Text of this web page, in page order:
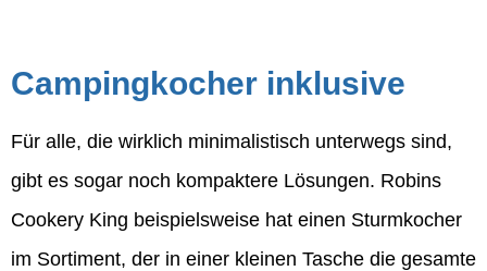
Campingkocher inklusive
Für alle, die wirklich minimalistisch unterwegs sind,
gibt es sogar noch kompaktere Lösungen. Robins
Cookery King beispielsweise hat einen Sturmkocher
im Sortiment, der in einer kleinen Tasche die gesamte